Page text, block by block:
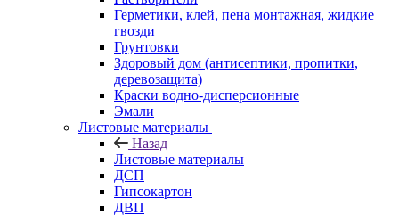
Герметики, клей, пена монтажная, жидкие
гвозди
Грунтовки
Здоровый дом (антисептики, пропитки,
деревозащита)
Краски водно-дисперсионные
Эмали
Листовые материалы
Назад
Листовые материалы
ДСП
Гипсокартон
ДВП